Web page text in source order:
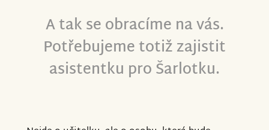
A tak se obracíme na vás.
Potřebujeme totiž zajistit
asistentku pro Šarlotku.